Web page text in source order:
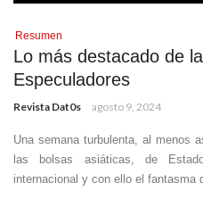
Resumen
Lo más destacado de
Especuladores
Revista Dat0s agosto 9, 2024
Una semana turbulenta, al menos
las bolsas asiáticas, de
internacional y con ello el fantasma